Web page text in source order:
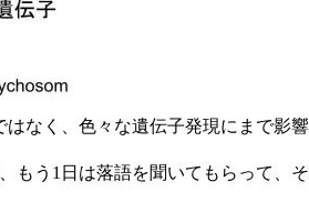
なく、色々な遺伝子発現にまで影
もう1日は落語を聞いてもらって、